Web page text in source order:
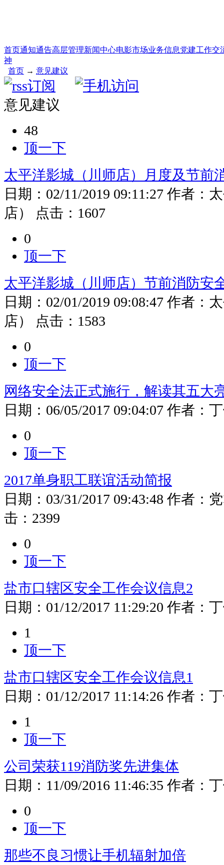
首页通知通告高层管理新闻中心电影市场业务信息党建工作交
神
首页 → 意见建议
意见建议
48
顶一下
太平洋影城（川师店）月度及节前
日期： 02/11/2019 09:11:27 作者：
店）
点击： 1607
0
顶一下
太平洋影城（川师店）节前消防安
日期： 02/01/2019 09:08:47 作者：
店）
点击： 1583
0
顶一下
网络安全法正式施行，解读其五大
日期： 06/05/2017 09:04:07 作者：
0
顶一下
2017单身职工联谊活动简报
日期： 03/31/2017 09:43:48 作者：
击： 2399
0
顶一下
盐市口辖区安全工作会议信息2
日期： 01/12/2017 11:29:20 作者：
1
顶一下
盐市口辖区安全工作会议信息1
日期： 01/12/2017 11:14:26 作者：
1
顶一下
公司荣获119消防奖先进集体
日期： 11/09/2016 11:46:35 作者：
0
顶一下
那些不良习惯让手机辐射加倍